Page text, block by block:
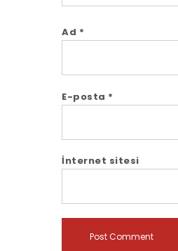
Ad *
E-posta *
İnternet sitesi